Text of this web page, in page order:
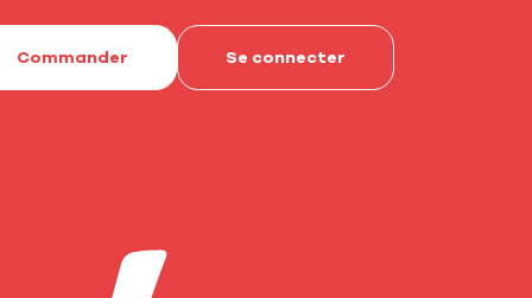
Commander Se connecter